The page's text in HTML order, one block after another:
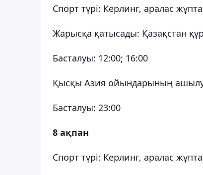
Спорт түрі: Керлинг, аралас
Жарысқа қатысады: Қазақстан
Басталуы: 12:00; 16:00
Қысқы Азия ойындарының ашылу
Басталуы: 23:00
8 ақпан
Спорт түрі: Керлинг, аралас